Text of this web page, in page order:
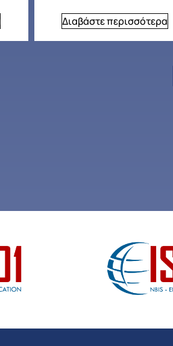
Διαβάστε περισσότερα